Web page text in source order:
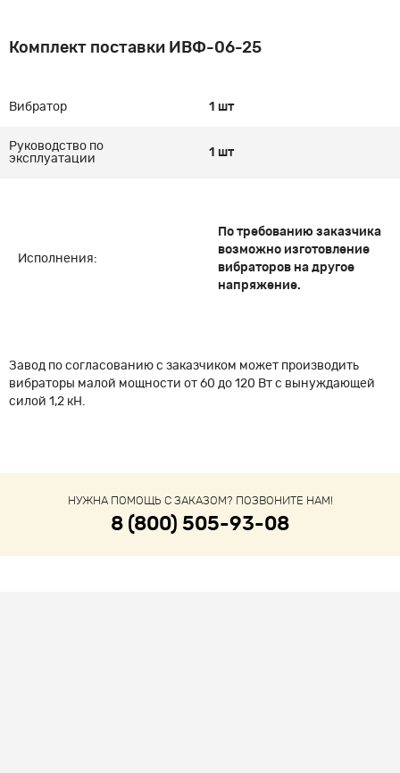
Комплект поставки ИВФ-06-25
Вибратор 1 шт
Руководство по
эксплуатации
1 шт
Исполнения:
По требованию заказчика
возможно изготовление
вибраторов на другое
напряжение.
Завод по согласованию с заказчиком может производить
вибраторы малой мощности от 60 до 120 Вт с вынуждающей
силой 1,2 кН.
НУЖНА ПОМОЩЬ С ЗАКАЗОМ? ПОЗВОНИТЕ НАМ!
8 (800) 505-93-08